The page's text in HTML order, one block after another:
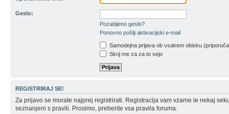
Geslo:
Pozabljeno geslo?
Ponovno pošlji aktivacijski e-mail
Samodejna prijava ob vsakem obisku
Skrij me za za to sejo
REGISTRIRAJ SE!
Za prijavo se morate najprej registrirati. Registracija vam vzame le nekaj
seznanjeni s pravili. Prosimo, preberite vsa pravila foruma.